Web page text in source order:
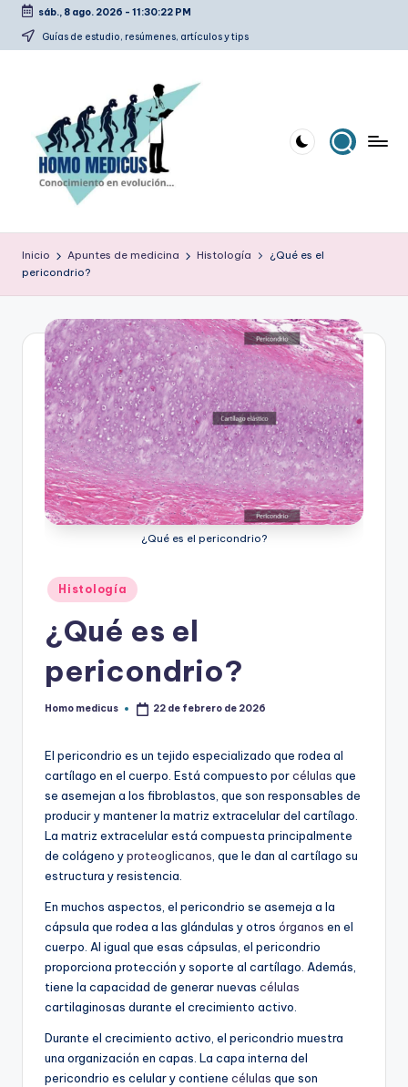
Saltar
sáb., 8 ago. 2026 - 11:30:22 PM
Guías de estudio, resúmenes, artículos y tips
o
m
m
d
ic
estudio,
tips
Inicio Apuntes de medicina Histología
¿Qué es el
pericondrio?
¿Qué es el pericondrio?
Publicado
en
Histología
¿Qué es el
pericondrio?
Publicado
Homo medicus 22 de febrero de 2026
El pericondrio es un tejido especializado que rodea al
cartílago en el cuerpo. Está compuesto porcélulas que
se asemejan a los fibroblastos, que son responsables de
producir y mantener la matriz extracelular del cartílago.
La matriz extracelular está compuesta principalmente
de colágeno yproteoglicanos , que le dan al cartílago su
estructura y resistencia.
En muchos aspectos, el pericondrio se asemeja a la
cápsula que rodea a las glándulas y otros órganos en el
cuerpo. Al igual que esas cápsulas, el pericondrio
proporciona protección y soporte al cartílago. Además,
tiene la capacidad de generar nuevas células
cartilaginosas durante el crecimiento activo.
Durante el crecimiento activo, el pericondrio muestra
una organización en capas. La capa interna del
pericondrio es celular y contiene células que son